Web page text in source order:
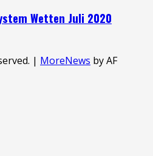
Wetten Juli 2020
| MoreNews by AF